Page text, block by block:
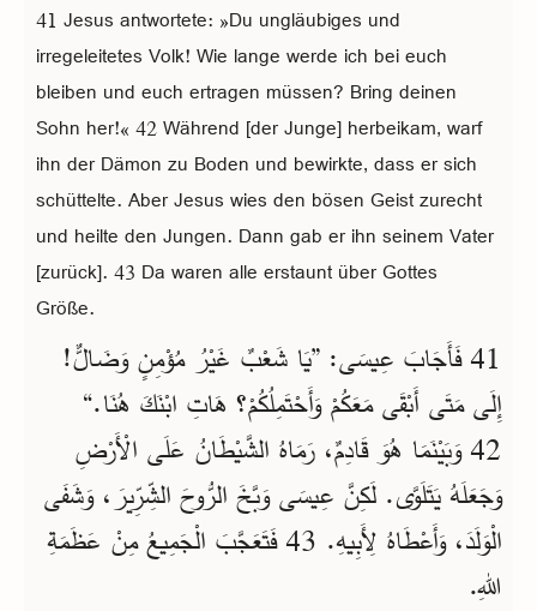
41 Jesus antwortete: »Du ungläubiges und
irregeleitetes Volk! Wie lange werde ich bei euch
bleiben und euch ertragen müssen? Bring deinen
Sohn her!« 42 Während [der Junge] herbeikam, warf
ihn der Dämon zu Boden und bewirkte, dass er sich
schüttelte. Aber Jesus wies den bösen Geist zurecht
und heilte den Jungen. Dann gab er ihn seinem Vater
[zurück]. 43 Da waren alle erstaunt über Gottes
Größe.
41 فَأَجَابَ عِيسَى: ”يَا شَعْبٌ غَيْرُ مُؤْمِنٍ وَضَالٌّ!
إِلَى مَتَى أَبْقَى مَعَكُمْ وَأَحْتَمِلُكُمْ؟ هَاتِ ابْنَكَ هُنَا.“
42 وَبَيْنَمَا هُوَ قَادِمٌ، رَمَاهُ الشَّيْطَانُ عَلَى الْأَرْضِ
وَجَعَلَهُ يَتَلَوَّى. لَكِنَّ عِيسَى وَبَّخَ الرُّوحَ الشِّرِّيرَ، وَشَفَى
الْوَلَدَ، وَأَعْطَاهُ لِأَبِيهِ. 43 فَتَعَجَّبَ الْجَمِيعُ مِنْ عَظَمَةِ
اللهِ.